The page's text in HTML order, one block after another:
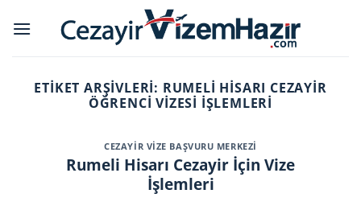
ETIKET ARŞIVLERI: RUMELI HISARI CEZAYIR
ÖĞRENCI VIZESI İŞLEMLERI
CEZAYIR VIZE BAŞVURU MERKEZI
Rumeli Hisarı Cezayir İçin Vize
İşlemleri